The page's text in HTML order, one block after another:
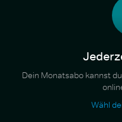
Dein Monatsabo kannst
Wähl